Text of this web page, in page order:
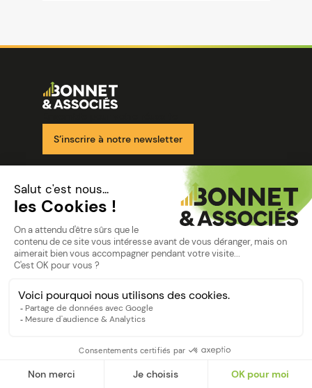
Image
S’inscrire à notre newsletter
Nos solutions
Nos cabinets
Mon espace client
Politique de confidentialité
©Bonnet2023